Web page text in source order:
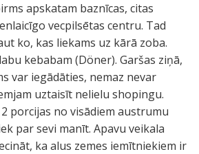
apskatam baznīcas, citas
vecpilsētas centru. Tad
ko, kas liekams uz kārā zoba.
kebabam (Döner). Garšas ziņā,
var iegādāties, nemaz nevar
uztaisīt nelielu shopingu.
porcijas no visādiem austrumu
par sevi manīt. Apavu veikala
ka alus zemes iemītniekiem ir